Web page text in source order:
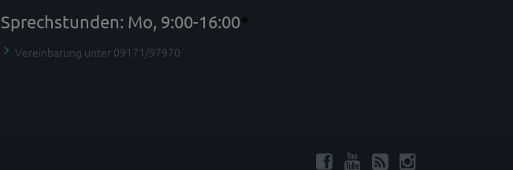
Sprechstunden: Mo, 9:00-16:00*
Vereinbarung unter 09171/97970